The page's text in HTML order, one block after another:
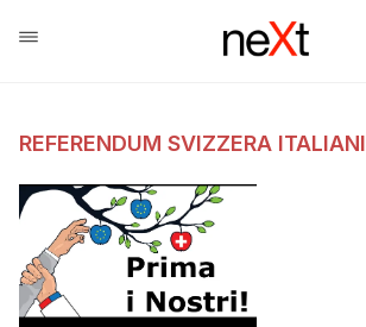
REFERENDUM SVIZZERA ITALIANI